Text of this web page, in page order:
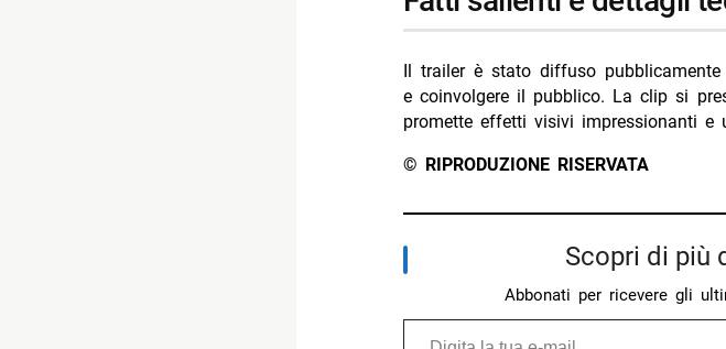
Il trailer è stato diffuso
e coinvolgere il pubblico. La clip si
promette effetti visivi impressionanti e
© RIPRODUZIONE RISERVATA
Scopri di
Abbonati per ricevere gli
Digita la tua e-mail...